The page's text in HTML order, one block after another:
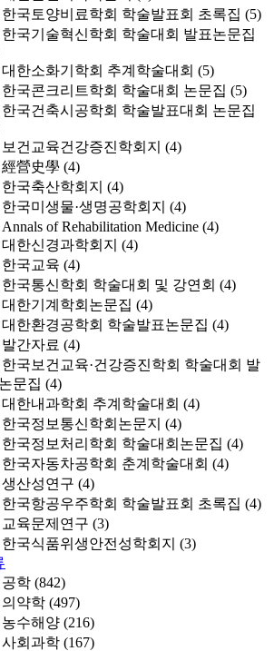
한국토양비료학회 학술발표회 초록집 (5)
한국기술혁신학회 학술대회 발표논문집
대한소화기학회 추계학술대회 (5)
한국콘크리트학회 학술대회 논문집 (5)
한국건축시공학회 학술발표대회 논문집
보건교육건강증진학회지 (4)
經營史學 (4)
한국축산학회지 (4)
한국미생물·생명공학회지 (4)
Annals of Rehabilitation Medicine (4)
대한신경과학회지 (4)
한국교육 (4)
한국통신학회 학술대회 및 강연회 (4)
대한기계학회논문집 (4)
대한환경공학회 학술발표논문집 (4)
발간자료 (4)
한국보건교육·건강증진학회 학술대회 발
문집 (4)
대한내과학회 추계학술대회 (4)
한국정보통신학회논문지 (4)
한국정보처리학회 학술대회논문집 (4)
한국자동차공학회 춘계학술대회 (4)
생산성연구 (4)
한국항공우주학회 학술발표회 초록집 (4)
교육문제연구 (3)
한국식품위생안전성학회지 (3)
공학 (842)
의약학 (497)
농수해양 (216)
사회과학 (167)